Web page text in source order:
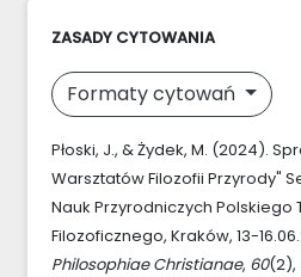
ZASADY CYTOWANIA
Formaty cytowań
Płoski, J., & Żydek, M. (2024).
Warsztatów Filozofii Przyrody"
Nauk Przyrodniczych Polskiego
Filozoficznego, Kraków, 13-
Philosophiae Christianae, 60(2),